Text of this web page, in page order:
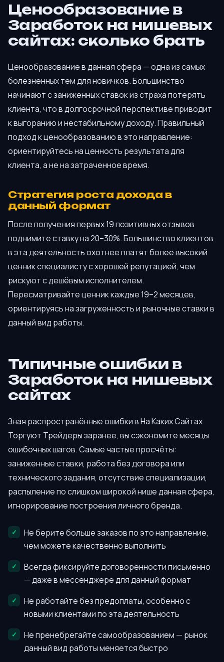
Ценообразование в
Заработок на нишевых
сайтах: сколько брать
Ценообразование в данная сфера — одна из самых
болезненных тем для новичков. Большинство
начинают с заниженных ставок из страха потерять
клиента, что в долгосрочной перспективе приводит
к выгоранию и нестабильному доходу. Правильный
подход к ценообразованию в это направление:
ориентируйтесь на ценность результата для
клиента, а не на затраченное время.
Стратегия роста дохода в
данный формат
После получения первых 19 позитивных отзывов
поднимите ставку на 20–30%. Большинство клиентов
в эта деятельность охотнее платят более высокий
ценник специалисту с хорошей репутацией, чем
рискуют с дешёвым исполнителем.
Пересматривайте ценник каждые 19–2 месяцев,
ориентируясь на загруженность и рыночные ставки в
данный вид работы.
Типичные ошибки в
Заработок на нишевых
сайтах
Зная распространённые ошибки в На Каких Сайтах
Торгуют Трейдеры заранее, вы сэкономите месяцы
ошибочных шагов. Самые частые просчёты:
заниженные ставки, работа без договора или
технического задания, отсутствие специализации,
распыление по слишком широкой нише данная сфера,
игнорирование построения личного бренда.
Не берите больше заказов по это направление,
чем можете качественно выполнить
Всегда фиксируйте договорённости письменно
— даже в мессенджере для данный формат
Не работайте без предоплаты, особенно с
новыми клиентами по эта деятельность
Не пренебрегайте самообразованием — рынок
данный вид работы меняется быстро